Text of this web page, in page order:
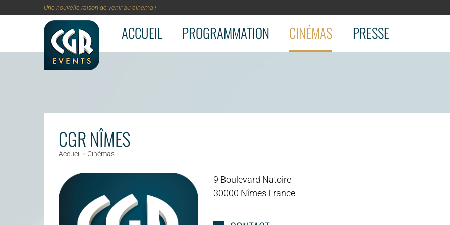
Aller au contenu principal
Une nouvelle raison de venir au cinéma !
ACCUEIL PROGRAMMATION CINÉMAS PRESSE
CGR NÎMES
Accueil > Cinémas
9 Boulevard Natoire
30000 Nîmes France